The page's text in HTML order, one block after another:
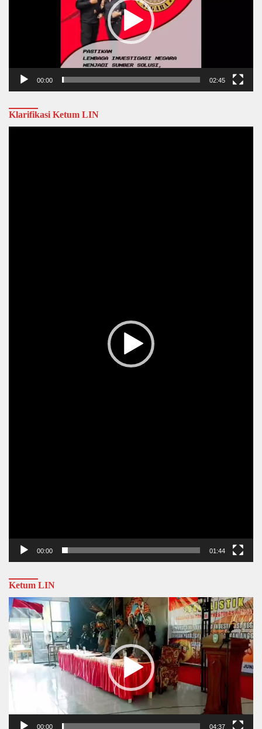
00:00 02:45
Klarifikasi Ketum LIN
00:00 01:44
Ketum LIN
Video
Player
00:00 04:37